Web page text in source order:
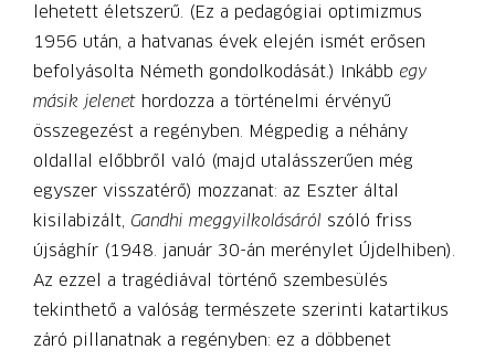
lehetett életszerű. (Ez a pedagógiai optimizmus
1956 után, a hatvanas évek elején ismét erősen
befolyásolta Németh gondolkodását.) Inkább egy
másik jelenet hordozza a történelmi érvényű
összegezést a regényben. Mégpedig a néhány
oldallal előbbről való (majd utalásszerűen még
egyszer visszatérő) mozzanat: az Eszter által
kisilabizált, Gandhi meggyilkolásáról szóló friss
újsághír (1948. január 30-án merénylet Újdelhiben).
Az ezzel a tragédiával történő szembesülés
tekinthető a valóság természete szerinti katartikus
záró pillanatnak a regényben: ez a döbbenet